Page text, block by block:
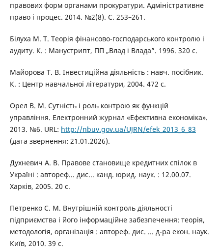
правових форм органами прокуратури. Адміністративне
право і процес. 2014. №2(8). С. 253–261.
Білуха М. Т. Теорія фінансово-господарського контролю і
аудиту. К. : Манустрипт, ПП „Влад і Влада”. 1996. 320 с.
Майорова Т. В. Інвестиційна діяльність : навч. посібник.
К. : Центр навчальної літератури, 2004. 472 с.
Орел В. М. Сутність і роль контрою як функцій
управління. Електронний журнал «Ефективна економіка».
2013. №6. URL: http://nbuv.gov.ua/UJRN/efek_2013_6_83
(дата звернення: 21.01.2026).
Духневич А. В. Правове становище кредитних спілок в
Україні : автореф... дис... канд. юрид. наук. : 12.00.07.
Харків, 2005. 20 с.
Петренко С. М. Внутрішній контроль діяльності
підприємства і його інформаційне забезпечення: теорія,
методологія, організація : автореф. дис. ... д-ра екон. наук.
Київ, 2010. 39 с.